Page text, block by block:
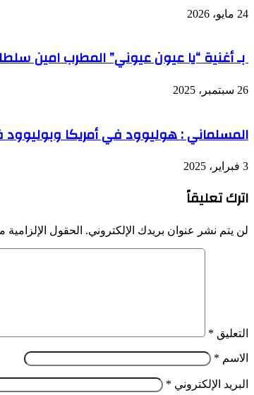
24 مايو، 2026
بـ أغنية “يا عيون عيوني” المطرب امين
26 سبتمبر، 2025
المسلماني : هوليوود في أمريكا
3 فبراير، 2025
اترك تعليقاً
لن يتم نشر عنوان بريدك الإلكتروني. الحقول الإلزامية
التعليق *
الاسم *
البريد الإلكتروني *